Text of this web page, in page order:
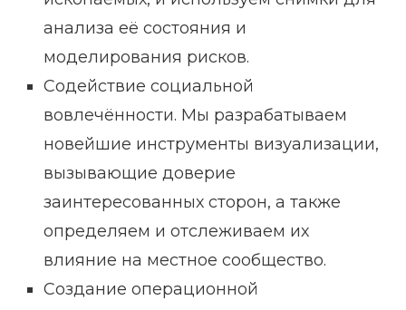
анализа её состояния и
моделирования рисков.
Содействие социальной
вовлечённости. Мы разрабатываем
новейшие инструменты визуализации,
вызывающие доверие
заинтересованных сторон, а также
определяем и отслеживаем их
влияние на местное сообщество.
Создание операционной